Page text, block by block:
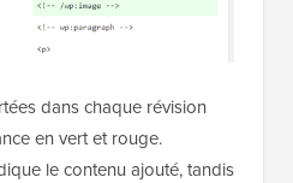
dans chaque révision
en vert et rouge.
le contenu ajouté, tandis